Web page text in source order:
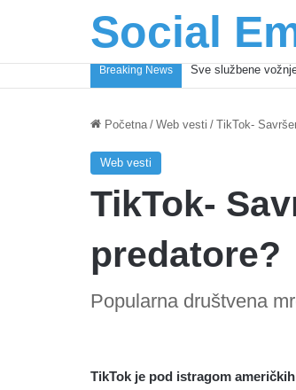
Social
Breaking News Coca-Cola podrška
Početna / Web vesti / TikTok-
Web vesti
TikTok-
predatore?
Popularna društvena
TikTok je pod istragom